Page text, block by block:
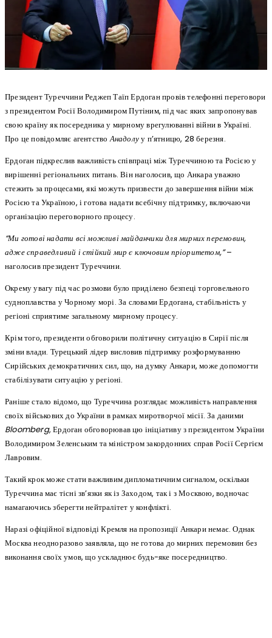
Президент Туреччини Реджеп Таїп Ердоган провів телефонні переговори
з президентом Росії Володимиром Путіним, під час яких запропонував
свою країну як посередника у мирному врегулюванні війни в Україні.
Про це повідомляє агентствоАнадолуу п’ятницю, 28 березня.
Ердоган підкреслив важливість співпраці між Туреччиною та Росією у
вирішенні регіональних питань. Він наголосив, що Анкара уважно
стежить за процесами, які можуть призвести до завершення війни між
Росією та Україною, і готова надати всебічну підтримку, включаючи
організацію переговорного процесу.
“Ми готові надати всі можливі майданчики для мирних перемовин,
адже справедливий і стійкий мир є ключовим пріоритетом,”–
наголосив президент Туреччини.
Окрему увагу під час розмови було приділено безпеці торговельного
судноплавства у Чорному морі. За словами Ердогана, стабільність у
регіоні сприятиме загальному мирному процесу.
Крім того, президенти обговорили політичну ситуацію в Сирії після
зміни влади. Турецький лідер висловив підтримку розформуванню
Сирійських демократичних сил, що, на думку Анкари, може допомогти
стабілізувати ситуацію у регіоні.
Раніше стало відомо, що Туреччина розглядає можливість направлення
своїх військових до України в рамках миротворчої місії. За даними
Bloomberg, Ердоган обговорював цю ініціативу з президентом України
Володимиром Зеленським та міністром закордонних справ Росії Сергієм
Лавровим.
Такий крок може стати важливим дипломатичним сигналом, оскільки
Туреччина має тісні зв’язки як із Заходом, так і з Москвою, водночас
намагаючись зберегти нейтралітет у конфлікті.
Наразі офіційної відповіді Кремля на пропозиції Анкари немає. Однак
Москва неодноразово заявляла, що не готова до мирних перемовин без
виконання своїх умов, що ускладнює будь-яке посередництво.